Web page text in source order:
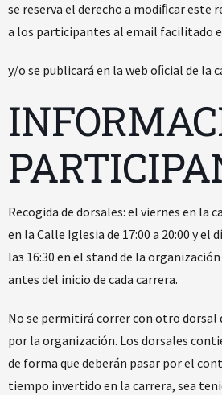
se reserva el derecho a modiﬁcar este
a los participantes al email facilitado
y/o se publicará en la web oﬁcial de la
Recogida de dorsales: el viernes en la
en la Calle Iglesia de 17:00 a 20:00 y el
laз 16:30 en el stand de la
antes del inicio de cada carrera.
No se permitirá correr con otro dorsal
por la organización. Los dorsales
de forma que deberán pasar por el
tiempo invertido en la carrera, sea